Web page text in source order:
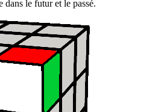
dans le futur et le passé.